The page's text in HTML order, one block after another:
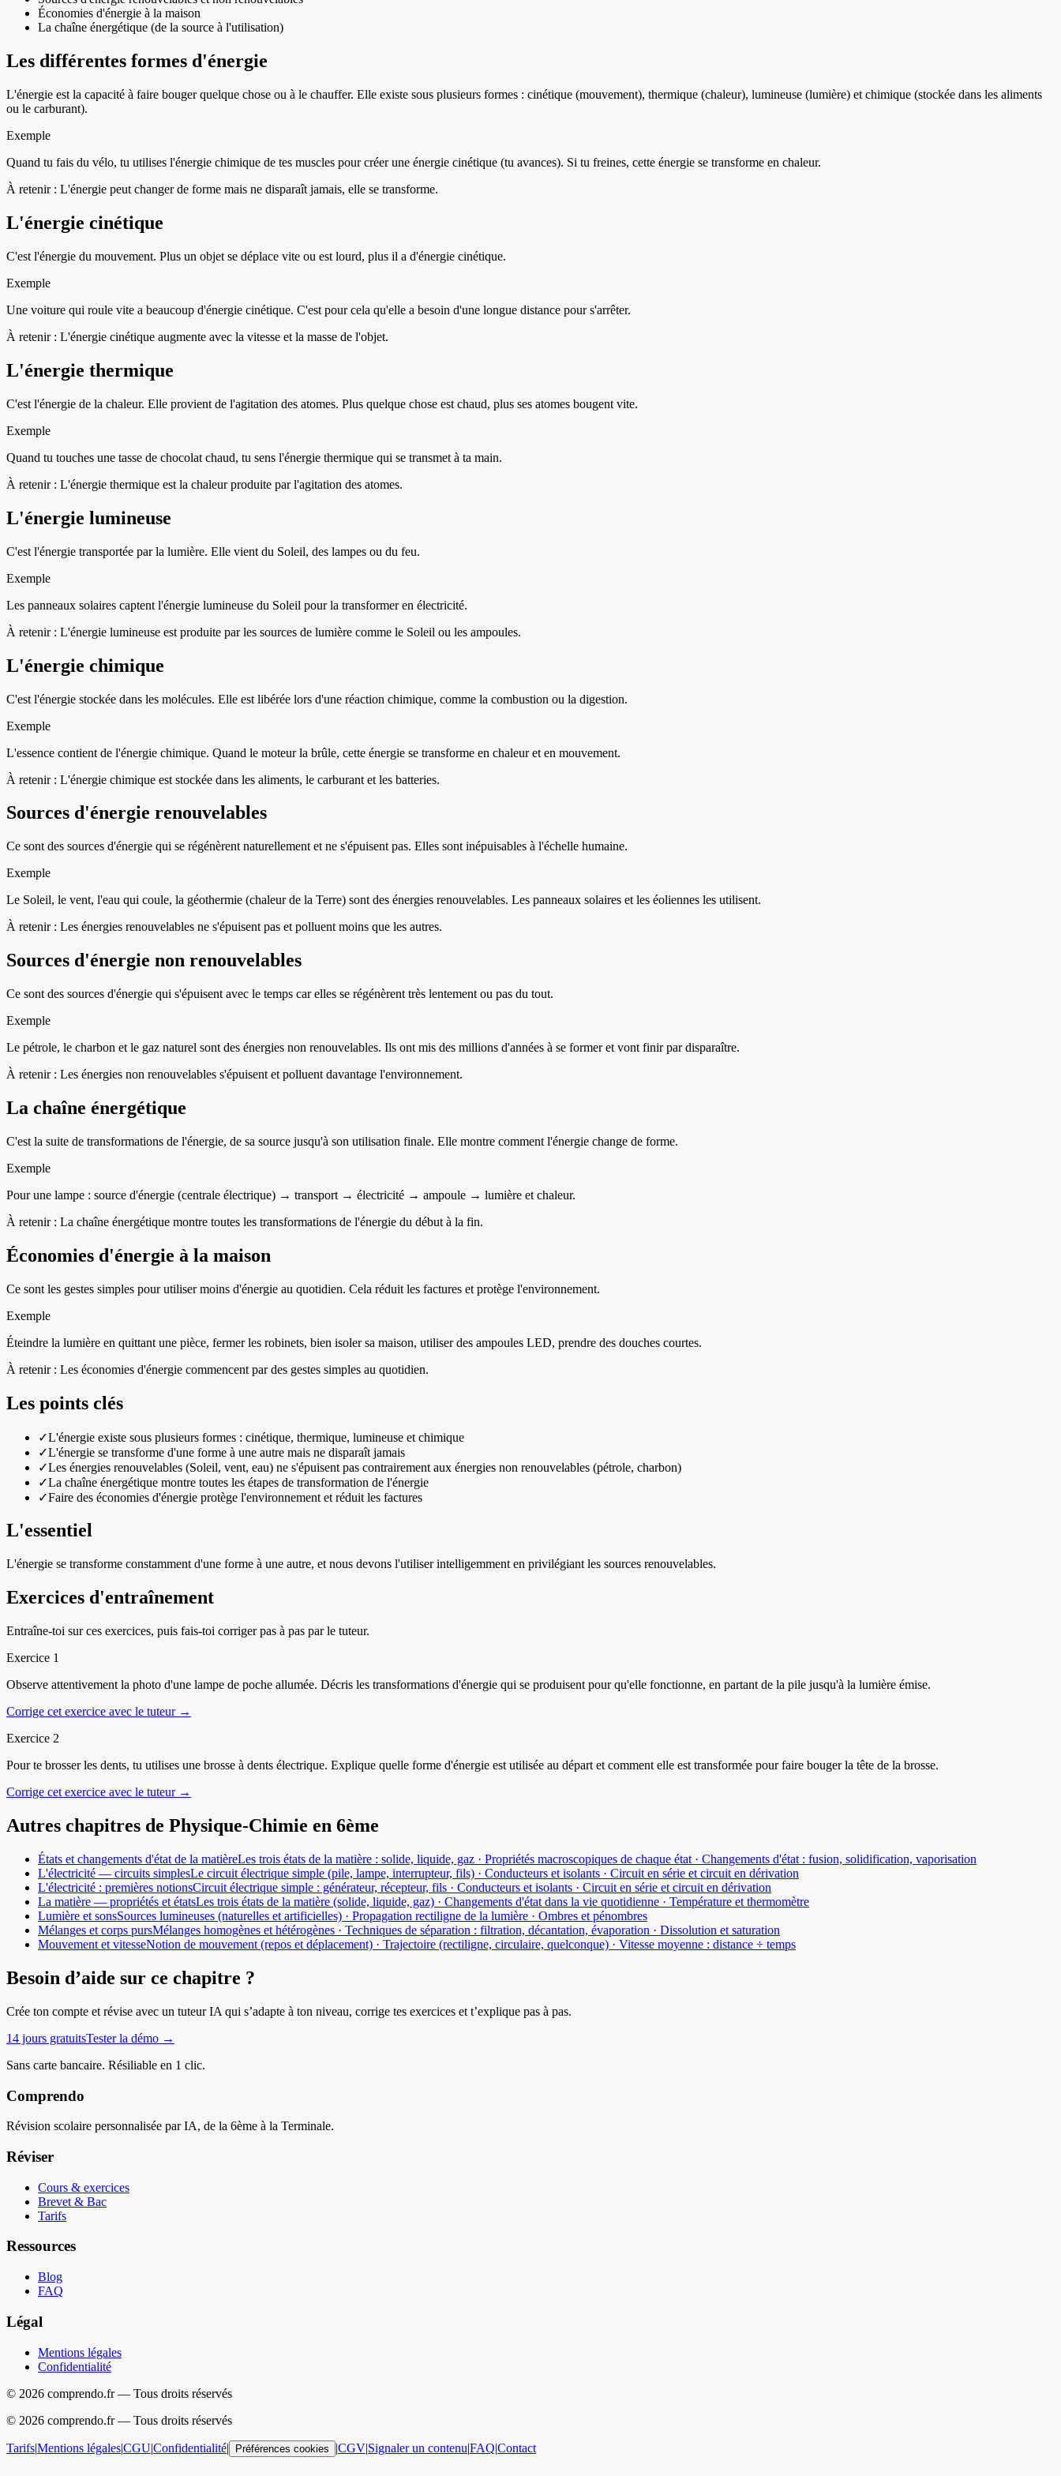
Économies d'énergie à la maison
La chaîne énergétique (de la source à l'utilisation)
Les différentes formes d'énergie
L'énergie est la capacité à faire bouger quelque chose ou à le chauffer. Elle existe sous plusieurs formes : cinétique (mouvement), thermique (chaleur), lumineuse (lumière) et chimique (stockée dans les aliments
ou le carburant).
Exemple
Quand tu fais du vélo, tu utilises l'énergie chimique de tes muscles pour créer une énergie cinétique (tu avances). Si tu freines, cette énergie se transforme en chaleur.
À retenir : L'énergie peut changer de forme mais ne disparaît jamais, elle se transforme.
L'énergie cinétique
C'est l'énergie du mouvement. Plus un objet se déplace vite ou est lourd, plus il a d'énergie cinétique.
Exemple
Une voiture qui roule vite a beaucoup d'énergie cinétique. C'est pour cela qu'elle a besoin d'une longue distance pour s'arrêter.
À retenir : L'énergie cinétique augmente avec la vitesse et la masse de l'objet.
L'énergie thermique
C'est l'énergie de la chaleur. Elle provient de l'agitation des atomes. Plus quelque chose est chaud, plus ses atomes bougent vite.
Exemple
Quand tu touches une tasse de chocolat chaud, tu sens l'énergie thermique qui se transmet à ta main.
À retenir : L'énergie thermique est la chaleur produite par l'agitation des atomes.
L'énergie lumineuse
C'est l'énergie transportée par la lumière. Elle vient du Soleil, des lampes ou du feu.
Exemple
Les panneaux solaires captent l'énergie lumineuse du Soleil pour la transformer en électricité.
À retenir : L'énergie lumineuse est produite par les sources de lumière comme le Soleil ou les ampoules.
L'énergie chimique
C'est l'énergie stockée dans les molécules. Elle est libérée lors d'une réaction chimique, comme la combustion ou la digestion.
Exemple
L'essence contient de l'énergie chimique. Quand le moteur la brûle, cette énergie se transforme en chaleur et en mouvement.
À retenir : L'énergie chimique est stockée dans les aliments, le carburant et les batteries.
Sources d'énergie renouvelables
Ce sont des sources d'énergie qui se régénèrent naturellement et ne s'épuisent pas. Elles sont inépuisables à l'échelle humaine.
Exemple
Le Soleil, le vent, l'eau qui coule, la géothermie (chaleur de la Terre) sont des énergies renouvelables. Les panneaux solaires et les éoliennes les utilisent.
À retenir : Les énergies renouvelables ne s'épuisent pas et polluent moins que les autres.
Sources d'énergie non renouvelables
Ce sont des sources d'énergie qui s'épuisent avec le temps car elles se régénèrent très lentement ou pas du tout.
Exemple
Le pétrole, le charbon et le gaz naturel sont des énergies non renouvelables. Ils ont mis des millions d'années à se former et vont finir par disparaître.
À retenir : Les énergies non renouvelables s'épuisent et polluent davantage l'environnement.
La chaîne énergétique
C'est la suite de transformations de l'énergie, de sa source jusqu'à son utilisation finale. Elle montre comment l'énergie change de forme.
Exemple
Pour une lampe : source d'énergie (centrale électrique) → transport → électricité → ampoule → lumière et chaleur.
À retenir : La chaîne énergétique montre toutes les transformations de l'énergie du début à la fin.
Économies d'énergie à la maison
Ce sont les gestes simples pour utiliser moins d'énergie au quotidien. Cela réduit les factures et protège l'environnement.
Exemple
Éteindre la lumière en quittant une pièce, fermer les robinets, bien isoler sa maison, utiliser des ampoules LED, prendre des douches courtes.
À retenir : Les économies d'énergie commencent par des gestes simples au quotidien.
Les points clés
✓L'énergie existe sous plusieurs formes : cinétique, thermique, lumineuse et chimique
✓L'énergie se transforme d'une forme à une autre mais ne disparaît jamais
✓Les énergies renouvelables (Soleil, vent, eau) ne s'épuisent pas contrairement aux énergies non renouvelables (pétrole, charbon)
✓La chaîne énergétique montre toutes les étapes de transformation de l'énergie
✓Faire des économies d'énergie protège l'environnement et réduit les factures
L'essentiel
L'énergie se transforme constamment d'une forme à une autre, et nous devons l'utiliser intelligemment en privilégiant les sources renouvelables.
Exercices d'entraînement
Entraîne-toi sur ces exercices, puis fais-toi corriger pas à pas par le tuteur.
Exercice 1
Observe attentivement la photo d'une lampe de poche allumée. Décris les transformations d'énergie qui se produisent pour qu'elle fonctionne, en partant de la pile jusqu'à la lumière émise.
Corrige cet exercice avec le tuteur →
Exercice 2
Pour te brosser les dents, tu utilises une brosse à dents électrique. Explique quelle forme d'énergie est utilisée au départ et comment elle est transformée pour faire bouger la tête de la brosse.
Corrige cet exercice avec le tuteur →
Autres chapitres de Physique-Chimie en 6ème
États et changements d'état de la matièreLes trois états de la matière : solide, liquide, gaz · Propriétés macroscopiques de chaque état · Changements d'état : fusion, solidification, vaporisation
L'électricité — circuits simplesLe circuit électrique simple (pile, lampe, interrupteur, fils) · Conducteurs et isolants · Circuit en série et circuit en dérivation
L'électricité : premières notionsCircuit électrique simple : générateur, récepteur, fils · Conducteurs et isolants · Circuit en série et circuit en dérivation
La matière — propriétés et étatsLes trois états de la matière (solide, liquide, gaz) · Changements d'état dans la vie quotidienne · Température et thermomètre
Lumière et sonsSources lumineuses (naturelles et artificielles) · Propagation rectiligne de la lumière · Ombres et pénombres
Mélanges et corps pursMélanges homogènes et hétérogènes · Techniques de séparation : filtration, décantation, évaporation · Dissolution et saturation
Mouvement et vitesseNotion de mouvement (repos et déplacement) · Trajectoire (rectiligne, circulaire, quelconque) · Vitesse moyenne : distance ÷ temps
Besoin d’aide sur ce chapitre ?
Crée ton compte et révise avec un tuteur IA qui s’adapte à ton niveau, corrige tes exercices et t’explique pas à pas.
14 jours gratuitsTester la démo →
Sans carte bancaire. Résiliable en 1 clic.
Comprendo
Révision scolaire personnalisée par IA, de la 6ème à la Terminale.
Réviser
Cours & exercices
Brevet & Bac
Tarifs
Ressources
Blog
FAQ
Légal
Mentions légales
Confidentialité
© 2026 comprendo.fr — Tous droits réservés
© 2026 comprendo.fr — Tous droits réservés
Tarifs|Mentions légales|CGU|Confidentialité| Préférences cookies |CGV|Signaler un contenu|FAQ|Contact